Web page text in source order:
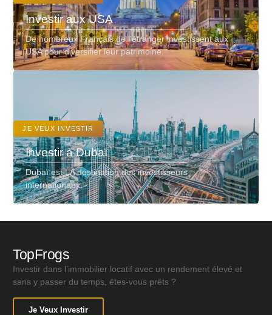
Investir aux USA
De nombreux Français de l’étranger investissent aux
USA pour diversifier leur patrimoine.
JE VEUX INVESTIR
Investir à Dubaï
Dubaï est LA destination des investisseurs
internationaux.
TopFrogs
Investir dans l’immobilier locatif avec un rendement élevé et
sans y passer du temps, êtes-vous prêts ?
Je Veux Investir